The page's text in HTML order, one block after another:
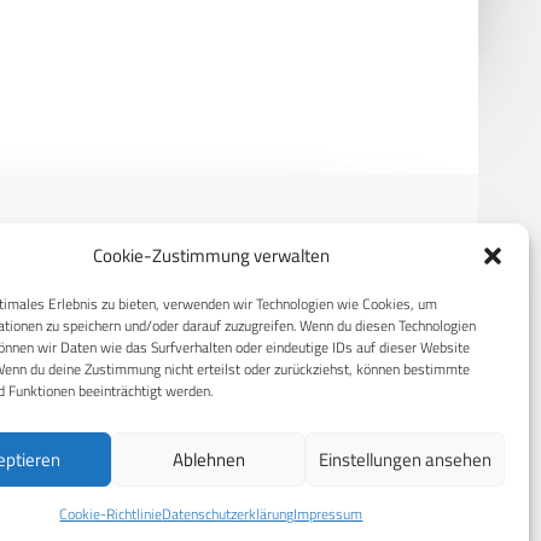
Cookie-Zustimmung verwalten
Erlebnis zu bieten, verwenden wir Technologien wie Cookies, um
zu speichern und/oder darauf zuzugreifen. Wenn du diesen Technologien
wir Daten wie das Surfverhalten oder eindeutige IDs auf dieser Website
du deine Zustimmung nicht erteilst oder zurückziehst, können bestimmte
Funktionen beeinträchtigt werden.
Ablehnen Einstellungen ansehen
Cookie-RichtlinieDatenschutzerklärungImpressum
Datenschutzerklärung
Cookie-Richtlinie (EU)
Compliance
Impressum